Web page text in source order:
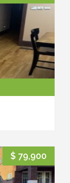
$ 79,900